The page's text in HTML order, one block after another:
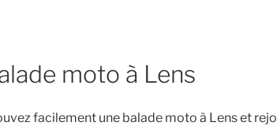
moto à Lens
facilement une balade moto à Lens et